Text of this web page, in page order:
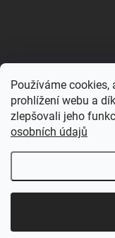
Používáme
prohlížení webu a
zlepšovali jeho
osobních údajů
Copyright 2026eTapik